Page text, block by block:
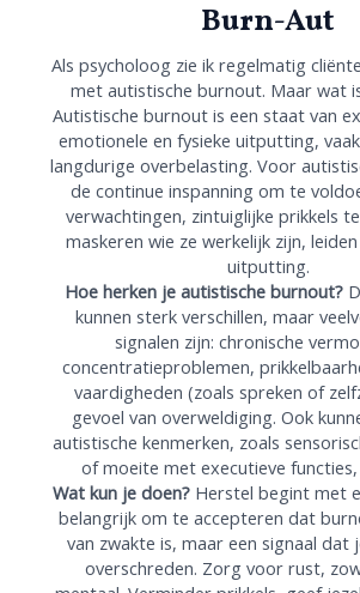
Burn-Aut
Als psycholoog zie ik regelmatig
met autistische burnout. Maar wat
Autistische burnout is een staat van
emotionele en fysieke uitputting,
langdurige overbelasting. Voor
de continue inspanning om te
verwachtingen, zintuiglijke prikkels
maskeren wie ze werkelijk zijn,
uitputting.
Hoe herken je autistische burnout?
kunnen sterk verschillen, maar
signalen zijn: chronische
concentratieproblemen,
vaardigheden (zoals spreken of
gevoel van overweldiging. Ook
autistische kenmerken, zoals
of moeite met executieve
Wat kun je doen?Herstel begint met
belangrijk om te accepteren dat
van zwakte is, maar een signaal dat
overschreden. Zorg voor rust,